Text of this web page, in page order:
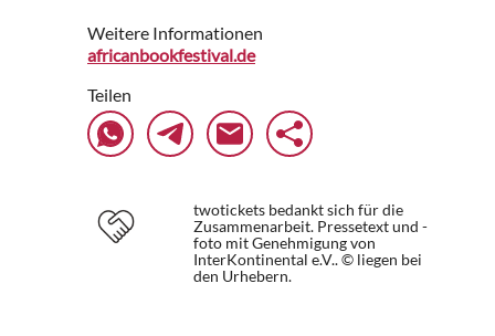
Weitere Informationen
africanbookfestival.de
Teilen
twotickets bedankt sich für die
Zusammenarbeit. Pressetext und -
foto mit Genehmigung von
InterKontinental e.V.. © liegen bei
den Urhebern.